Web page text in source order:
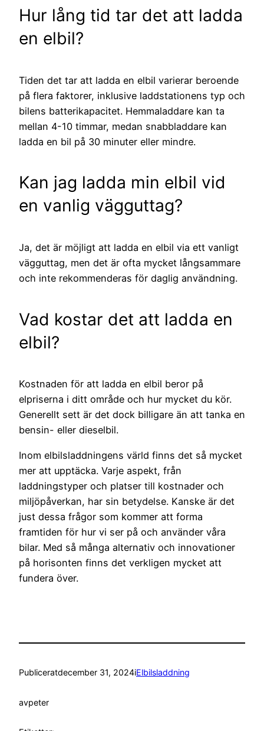
Hur lång tid tar det att ladda
en elbil?
Tiden det tar att ladda en elbil varierar beroende
på flera faktorer, inklusive laddstationens typ och
bilens batterikapacitet. Hemmaladdare kan ta
mellan 4-10 timmar, medan snabbladdare kan
ladda en bil på 30 minuter eller mindre.
Kan jag ladda min elbil vid
en vanlig vägguttag?
Ja, det är möjligt att ladda en elbil via ett vanligt
vägguttag, men det är ofta mycket långsammare
och inte rekommenderas för daglig användning.
Vad kostar det att ladda en
elbil?
Kostnaden för att ladda en elbil beror på
elpriserna i ditt område och hur mycket du kör.
Generellt sett är det dock billigare än att tanka en
bensin- eller dieselbil.
Inom elbilsladdningens värld finns det så mycket
mer att upptäcka. Varje aspekt, från
laddningstyper och platser till kostnader och
miljöpåverkan, har sin betydelse. Kanske är det
just dessa frågor som kommer att forma
framtiden för hur vi ser på och använder våra
bilar. Med så många alternativ och innovationer
på horisonten finns det verkligen mycket att
fundera över.
Publiceratdecember 31, 2024iElbilsladdning
avpeter